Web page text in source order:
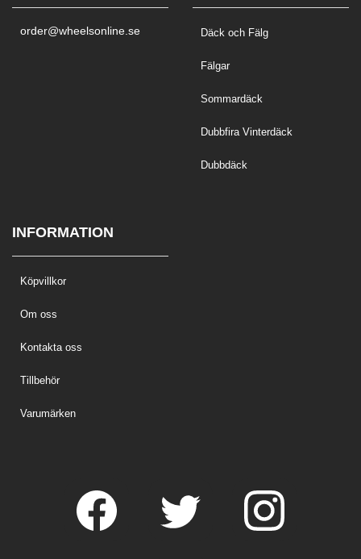
order@wheelsonline.se Däck och Fälg
Fälgar
Sommardäck
Dubbfira Vinterdäck
Dubbdäck
INFORMATION
Köpvillkor
Om oss
Kontakta oss
Tillbehör
Varumärken